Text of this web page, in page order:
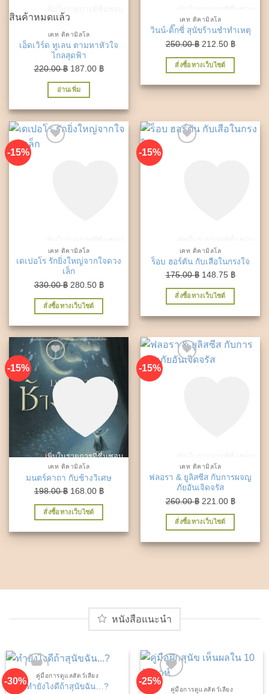
สินค้าหมดแล้ว
เคท ดิคามิลโล
เอ็ดเวิร์ด ทูเลน ตามหาหัวใจ
ไกลสุดฟ้า
220.00฿ Original
price
was:
187.00 ฿Current
อ่านเพิ่ม
เคท ดิคามิลโล
วินน์-ดิ๊กซี่ สุนัขร้านชำทำเหตุ
250.00฿ Original
price
was:
212.50 ฿Current
price
สั่งซื้อทางเว็บไซต์
-15%
เคท ดิคามิลโล
เดเปอโร รักยิ่งใหญ่จากใจดวง
เล็ก
330.00฿ Original
price
was:
280.50 ฿Current
price
สั่งซื้อทางเว็บไซต์
-15%
เคท ดิคามิลโล
ร็อบ ฮอร์ตัน กับเสือในกรงใจ
175.00฿ Original
price
was:
148.75 ฿Current
price
สั่งซื้อทางเว็บไซต์
-15%
เพิ่มในรายการที่ชื่นชอบ
เคท ดิคามิลโล
มนตร์คาถา กับช้างวิเศษ
198.00฿ Original
price
was:
168.00 ฿Current
price
สั่งซื้อทางเว็บไซต์
-15%
เคท ดิคามิลโล
ฟลอรา & ยูลิสซีส กับการผจญ
ภัยอันเจิดจรัส
260.00฿ Original
price
was:
221.00 ฿Current
price
สั่งซื้อทางเว็บไซต์
หนังสือแนะนำ
-30%
คู่มือการดูแลสัตว์เลี้ยง
ทำยังไงดีถ้าสุนัขฉัน…?
-25%
คู่มือการดูแลสัตว์เลี้ยง